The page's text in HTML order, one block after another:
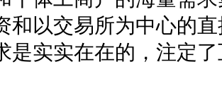
和以交易所为中心的
是实实在在的，注定